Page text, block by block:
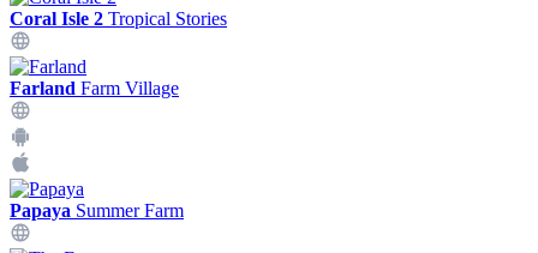
Coral Isle 2 Tropical Stories
Farland Farm Village
Papaya Summer Farm